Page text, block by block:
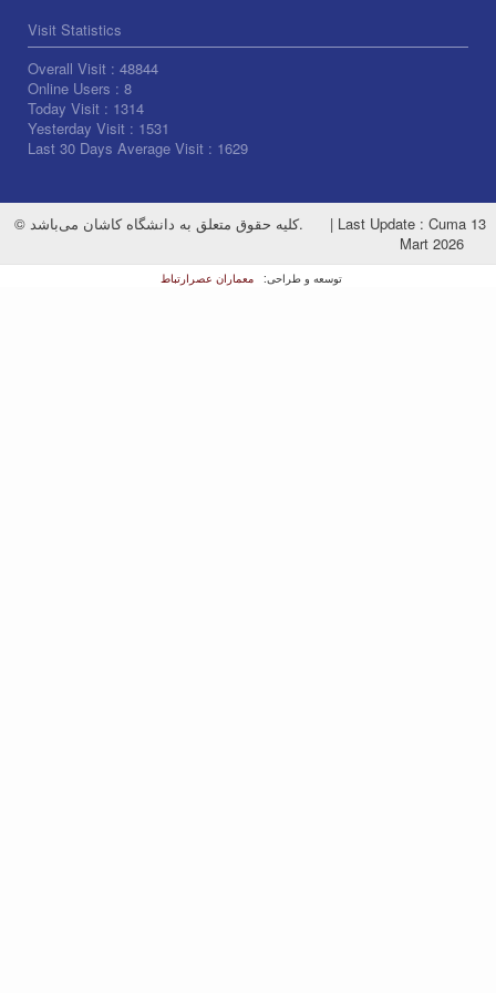
Visit Statistics
Overall Visit : 48844
Online Users : 8
Today Visit : 1314
Yesterday Visit : 1531
Last 30 Days Average Visit : 1629
© کلیه حقوق متعلق به دانشگاه کاشان می‌باشد. | Last Update : Cuma 13
Mart 2026
توسعه و طراحی: معماران عصر‌ارتباط